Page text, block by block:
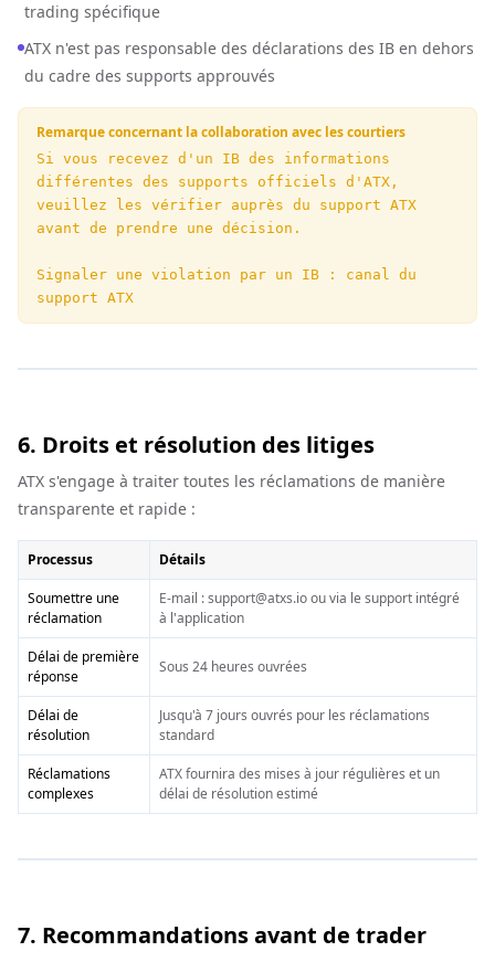
trading spécifique
ATX n'est pas responsable des déclarations des IB en dehors
du cadre des supports approuvés
Remarque concernant la collaboration avec les courtiers
Si vous recevez d'un IB des informations
différentes des supports officiels d'ATX,
veuillez les vérifier auprès du support ATX
avant de prendre une décision.
Signaler une violation par un IB : canal du
support ATX
6. Droits et résolution des litiges
ATX s'engage à traiter toutes les réclamations de manière
transparente et rapide :
Processus Détails
Soumettre une
réclamation
E-mail : support@atxs.io ou via le support intégré
à l'application
Délai de première
réponse
Sous 24 heures ouvrées
Délai de
résolution
Jusqu'à 7 jours ouvrés pour les réclamations
standard
Réclamations
complexes
ATX fournira des mises à jour régulières et un
délai de résolution estimé
7. Recommandations avant de trader